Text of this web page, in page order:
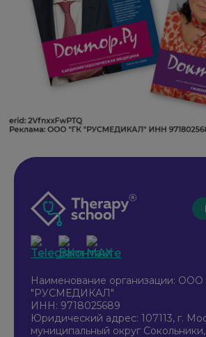
Наименование организации: ООО
"РУСМЕДИКАЛ"
ИНН: 9718025689
Юридический адрес: 107113, г.
муниципальный округ Сокольники,